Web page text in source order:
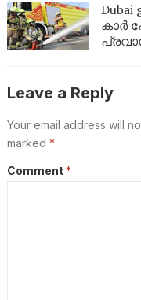
Dubai
കാർ
Leave a Reply
Your email address will
marked *
Comment *